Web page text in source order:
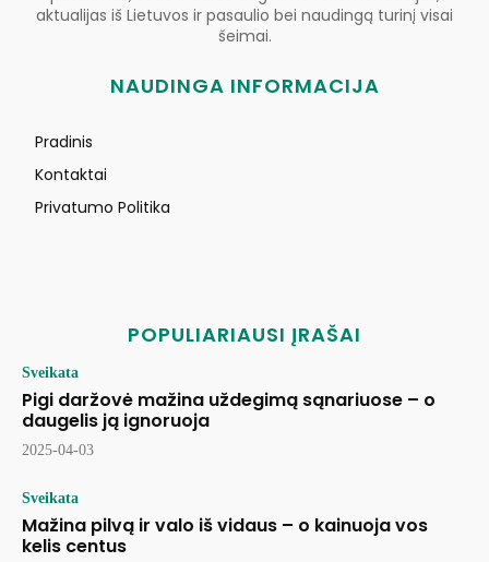
aktualijas iš Lietuvos ir pasaulio bei naudingą turinį visai
šeimai.
NAUDINGA INFORMACIJA
Pradinis
Kontaktai
Privatumo Politika
POPULIARIAUSI ĮRAŠAI
Sveikata
Pigi daržovė mažina uždegimą sąnariuose – o
daugelis ją ignoruoja
2025-04-03
Sveikata
Mažina pilvą ir valo iš vidaus – o kainuoja vos
kelis centus